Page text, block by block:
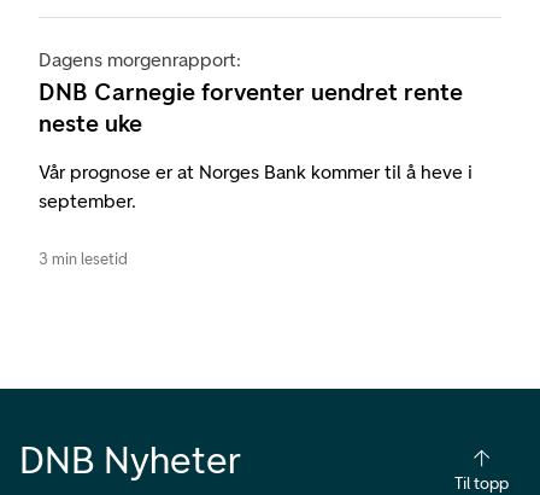
Dagens morgenrapport:
DNB Carnegie forventer uendret rente
neste uke
Vår prognose er at Norges Bank kommer til å heve i
september.
3 min lesetid
DNB Nyheter
Til topp